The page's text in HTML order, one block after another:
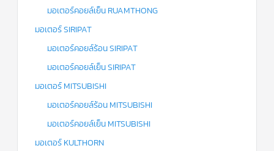
มอเตอร์คอยล์เย็น RUAMTHONG
มอเตอร์ SIRIPAT
มอเตอร์คอยล์ร้อน SIRIPAT
มอเตอร์คอยล์เย็น SIRIPAT
มอเตอร์ MITSUBISHI
มอเตอร์คอยล์ร้อน MITSUBISHI
มอเตอร์คอยล์เย็น MITSUBISHI
มอเตอร์ KULTHORN